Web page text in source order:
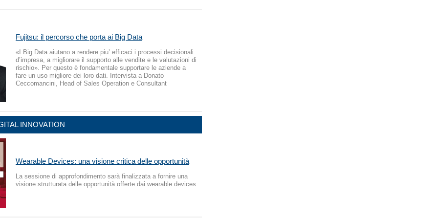
Fujitsu: il percorso che porta ai Big Data
«I Big Data aiutano a rendere piu’ efficaci i processi decisionali
d’impresa, a migliorare il supporto alle vendite e le valutazioni di
rischio». Per questo è fondamentale supportare le aziende a
fare un uso migliore dei loro dati. Intervista a Donato
Ceccomancini, Head of Sales Operation e Consultant
INNOVATION
Wearable Devices: una visione critica delle opportunità
La sessione di approfondimento sarà finalizzata a fornire una
visione strutturata delle opportunità offerte dai wearable devices